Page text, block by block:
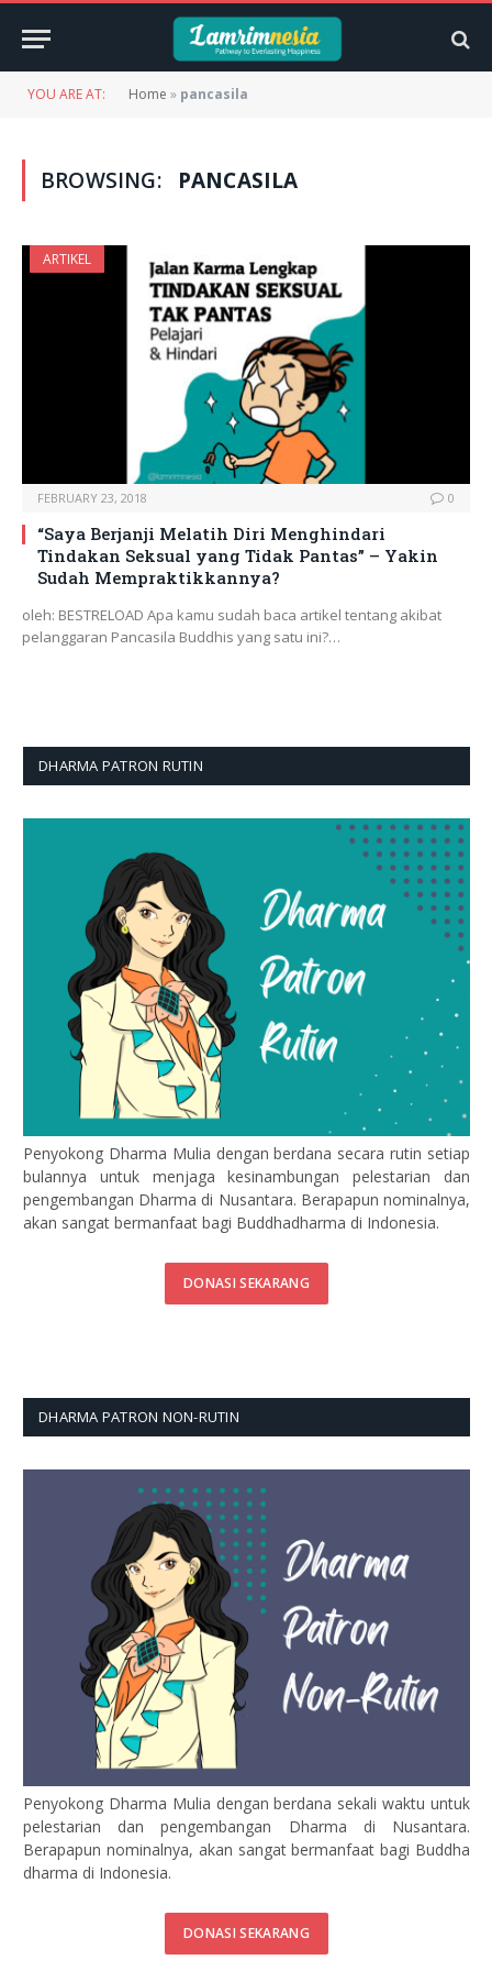
YOU ARE AT: Home » pancasila
BROWSING: PANCASILA
ARTIKEL
FEBRUARY 23, 2018 0
“Saya Berjanji Melatih Diri Menghindari
Tindakan Seksual yang Tidak Pantas” – Yakin
Sudah Mempraktikkannya?
oleh: BESTRELOAD Apa kamu sudah baca artikel tentang akibat
pelanggaran Pancasila Buddhis yang satu ini?…
DHARMA PATRON RUTIN
Penyokong Dharma Mulia dengan berdana secara rutin setiap
bulannya untuk menjaga kesinambungan pelestarian dan
pengembangan Dharma di Nusantara. Berapapun nominalnya,
akan sangat bermanfaat bagi Buddhadharma di Indonesia.
DONASI SEKARANG
DHARMA PATRON NON-RUTIN
Penyokong Dharma Mulia dengan berdana sekali waktu untuk
pelestarian dan pengembangan Dharma di Nusantara.
Berapapun nominalnya, akan sangat bermanfaat bagi Buddha
dharma di Indonesia.
DONASI SEKARANG